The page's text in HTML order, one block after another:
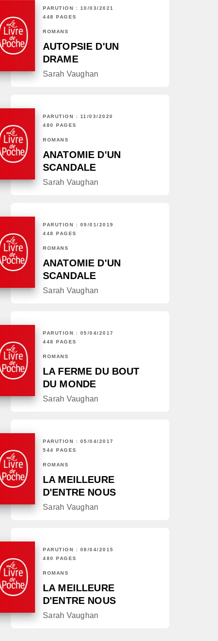
PARUTION : 10/03/2021
448 PAGES
ROMANS
AUTOPSIE D'UN
DRAME
Sarah Vaughan
PARUTION : 11/03/2020
480 PAGES
ROMANS
ANATOMIE D'UN
SCANDALE
Sarah Vaughan
PARUTION : 09/01/2019
448 PAGES
ROMANS
ANATOMIE D'UN
SCANDALE
Sarah Vaughan
PARUTION : 05/04/2017
448 PAGES
ROMANS
LA FERME DU BOUT
DU MONDE
Sarah Vaughan
PARUTION : 05/04/2017
544 PAGES
ROMANS
LA MEILLEURE
D'ENTRE NOUS
Sarah Vaughan
PARUTION : 08/04/2015
480 PAGES
ROMANS
LA MEILLEURE
D'ENTRE NOUS
Sarah Vaughan